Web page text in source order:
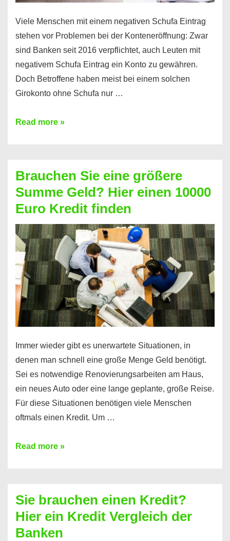
Viele Menschen mit einem negativen Schufa Eintrag
stehen vor Problemen bei der Konteneröffnung: Zwar
sind Banken seit 2016 verpflichtet, auch Leuten mit
negativem Schufa Eintrag ein Konto zu gewähren.
Doch Betroffene haben meist bei einem solchen
Girokonto ohne Schufa nur …
Günstiges
Geht
das
überhaupt?
Na
klar!
Read more »
Brauchen Sie eine größere
Summe Geld? Hier einen 10000
Euro Kredit finden
Immer wieder gibt es unerwartete Situationen, in
denen man schnell eine große Menge Geld benötigt.
Sei es notwendige Renovierungsarbeiten am Haus,
ein neues Auto oder eine lange geplante, große Reise.
Für diese Situationen benötigen viele Menschen
oftmals einen Kredit. Um …
Brauchen
Summe
Geld?
Hier
Read more »
Sie brauchen einen Kredit?
Hier ein Kredit Vergleich der
Banken